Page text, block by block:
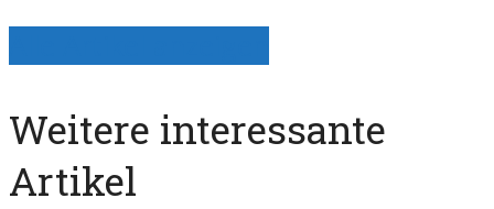
Weitere interessante
Artikel